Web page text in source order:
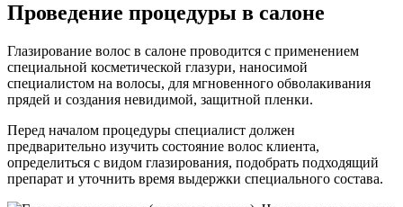
Проведение процедуры в салоне
Глазирование волос в салоне проводится с применением
специальной косметической глазури, наносимой
специалистом на волосы, для мгновенного обволакивания
прядей и создания невидимой, защитной пленки.
Перед началом процедуры специалист должен
предварительно изучить состояние волос клиента,
определиться с видом глазирования, подобрать подходящий
препарат и уточнить время выдержки специального состава.